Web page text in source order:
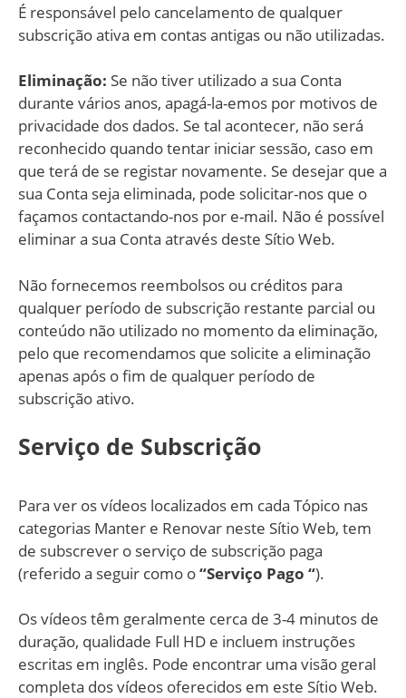
É responsável pelo cancelamento de qualquer
subscrição ativa em contas antigas ou não utilizadas.
Eliminação: Se não tiver utilizado a sua Conta
durante vários anos, apagá-la-emos por motivos de
privacidade dos dados. Se tal acontecer, não será
reconhecido quando tentar iniciar sessão, caso em
que terá de se registar novamente. Se desejar que a
sua Conta seja eliminada, pode solicitar-nos que o
façamos contactando-nos por e-mail. Não é possível
eliminar a sua Conta através deste Sítio Web.
Não fornecemos reembolsos ou créditos para
qualquer período de subscrição restante parcial ou
conteúdo não utilizado no momento da eliminação,
pelo que recomendamos que solicite a eliminação
apenas após o fim de qualquer período de
subscrição ativo.
Serviço de Subscrição
Para ver os vídeos localizados em cada Tópico nas
categorias Manter e Renovar neste Sítio Web, tem
de subscrever o serviço de subscrição paga
(referido a seguir como o“Serviço Pago “).
Os vídeos têm geralmente cerca de 3-4 minutos de
duração, qualidade Full HD e incluem instruções
escritas em inglês. Pode encontrar uma visão geral
completa dos vídeos oferecidos em este Sítio Web.